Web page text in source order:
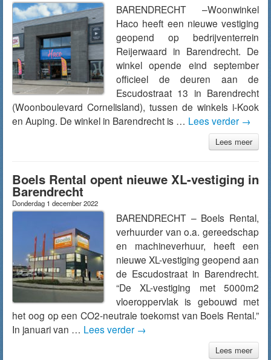
BARENDRECHT –Woonwinkel
Haco heeft een nieuwe vestiging
geopend op bedrijventerrein
Reijerwaard in Barendrecht. De
winkel opende eind september
officieel de deuren aan de
Escudostraat 13 in Barendrecht
(Woonboulevard Cornelisland), tussen de winkels i-Kook
en Auping. De winkel in Barendrecht is … Lees verder →
Lees meer
Boels Rental opent nieuwe XL-vestiging in
Barendrecht
Donderdag 1 december 2022
BARENDRECHT – Boels Rental,
verhuurder van o.a. gereedschap
en machineverhuur, heeft een
nieuwe XL-vestiging geopend aan
de Escudostraat in Barendrecht.
“De XL-vestiging met 5000m2
vloeroppervlak is gebouwd met
het oog op een CO2-neutrale toekomst van Boels Rental.”
In januari van … Lees verder →
Lees meer